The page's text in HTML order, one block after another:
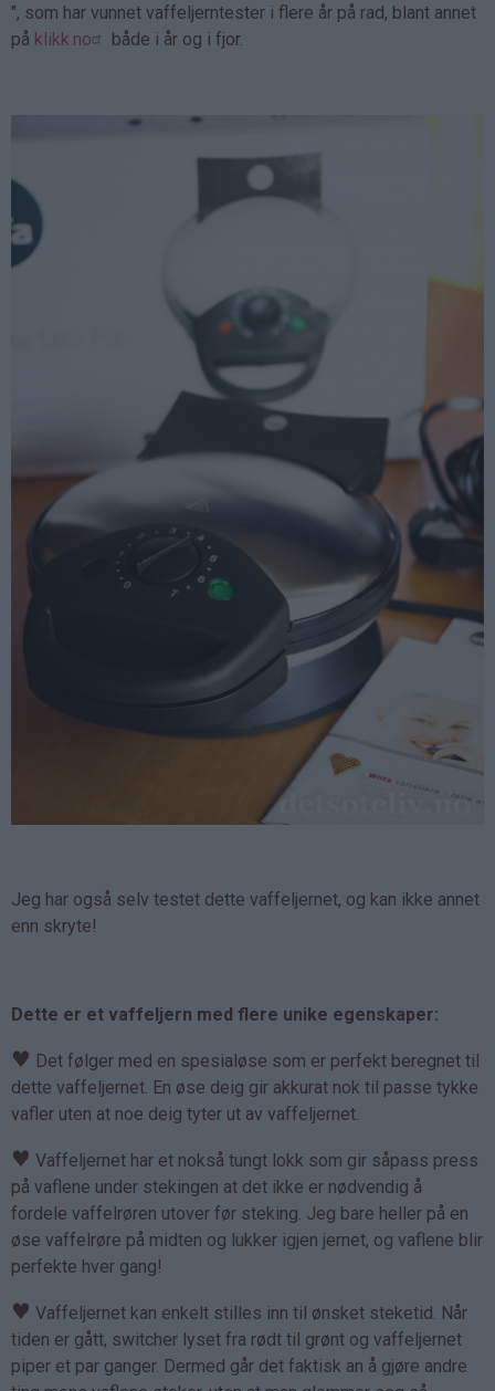
", som har vunnet vaffeljerntester i flere år på rad, blant annet
på klikk.no både i år og i fjor.
Jeg har også selv testet dette vaffeljernet, og kan ikke annet
enn skryte!
Dette er et vaffeljern med flere unike egenskaper:
♥ Det følger med en spesialøse som er perfekt beregnet til
dette vaffeljernet. En øse deig gir akkurat nok til passe tykke
vafler uten at noe deig tyter ut av vaffeljernet.
♥ Vaffeljernet har et nokså tungt lokk som gir såpass press
på vaflene under stekingen at det ikke er nødvendig å
fordele vaffelrøren utover før steking. Jeg bare heller på en
øse vaffelrøre på midten og lukker igjen jernet, og vaflene blir
perfekte hver gang!
♥ Vaffeljernet kan enkelt stilles inn til ønsket steketid. Når
tiden er gått, switcher lyset fra rødt til grønt og vaffeljernet
piper et par ganger. Dermed går det faktisk an å gjøre andre